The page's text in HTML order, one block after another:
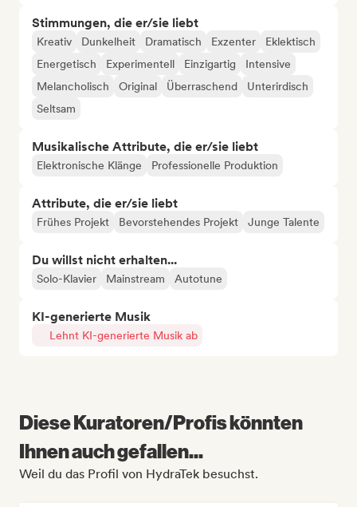
Stimmungen, die er/sie liebt
Kreativ Dunkelheit Dramatisch Exzenter
Eklektisch
Energetisch
Experimentell Einzigartig
Intensive
Melancholisch
Original Überraschend
Unterirdisch
Seltsam
Musikalische Attribute, die er/sie liebt
Elektronische Klänge Professionelle Produktion
Attribute, die er/sie liebt
Frühes Projekt Bevorstehendes Projekt Junge Talente
Du willst nicht erhalten...
Solo-Klavier Mainstream Autotune
KI-generierte Musik
Lehnt KI-generierte Musik ab
Diese Kuratoren/Profis könnten
Ihnen auch gefallen...
Weil du das Profil von HydraTek besuchst.